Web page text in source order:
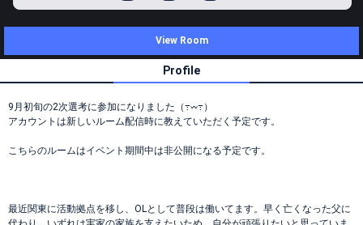
View Room
Profile
9月初旬の2次選考に参加になりました（߹𖥦߹）
アカウントは新しいルーム配信時に教えていただく予定です。
こちらのルームはイベント期間中は非公開になる予定です。
最近関東に活動拠点を移し、OLとして普段は働いてます。早く亡くなった父に